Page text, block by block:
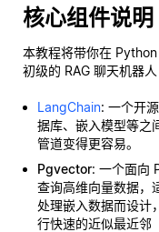
核心组件说明
本教程将带你在
初级的 RAG 聊天机器人
LangChain: 一个开
据库、嵌入模型等之
管道变得更容易。
Pgvector: 一个面向
查询高维向量数据，
处理嵌入数据而设计
行快速的近似最近邻